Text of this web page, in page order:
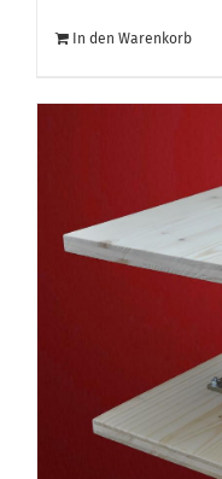
In den Warenkorb